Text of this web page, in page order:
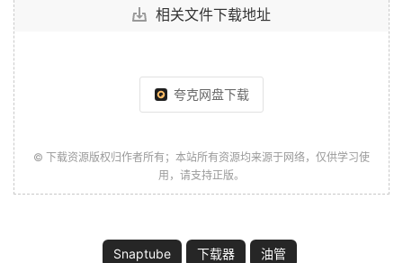
相关文件下载地址
夸克网盘下载
© 下载资源版权归作者所有；本站所有资源均来源于网络，仅供学习使
用，请支持正版。
Snaptube 下载器 油管